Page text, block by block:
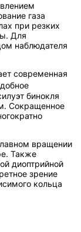
газа
при резких
Для
наблюдателя
современная
бинокля
Сокращенное
вращении
Также
диоптрийной
зрение
кольца